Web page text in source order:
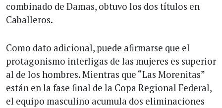
combinado de Damas, obtuvo los dos títulos en
Caballeros.
Como dato adicional, puede afirmarse que el
protagonismo interligas de las mujeres es superior
al de los hombres. Mientras que “Las Morenitas”
están en la fase final de la Copa Regional Federal,
el equipo masculino acumula dos eliminaciones